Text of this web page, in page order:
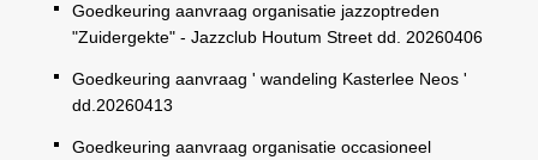
Goedkeuring aanvraag organisatie jazzoptreden
"Zuidergekte" - Jazzclub Houtum Street dd. 20260406
Goedkeuring aanvraag ' wandeling Kasterlee Neos '
dd.20260413
Goedkeuring aanvraag organisatie occasioneel